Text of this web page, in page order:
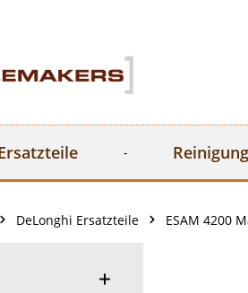
DeLonghi Ersatzteile ESAM 4200